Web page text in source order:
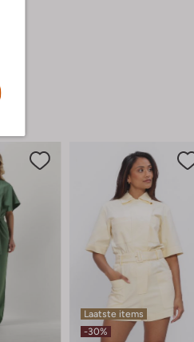
Laatste items
-30%